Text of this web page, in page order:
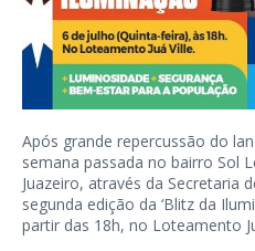
Após grande repercussão do
semana passada no bairro Sol
Juazeiro, através da Secretaria
segunda edição da ‘Blitz da
partir das 18h, no Loteamento